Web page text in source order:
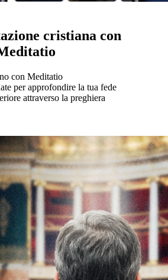
cristiana con
con Meditatio
per approfondire la tua fede
attraverso la preghiera